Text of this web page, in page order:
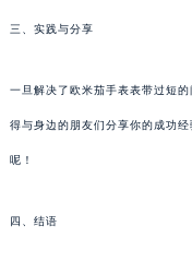
三、实践与分享
一旦解决了欧米茄手表表带过短
得与身边的朋友们分享你的成功
呢！
四、结语